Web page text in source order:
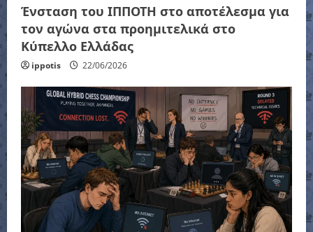
Ένσταση του ΙΠΠΟΤΗ στο αποτέλεσμα για
τον αγώνα στα προημιτελικά στο
Κύπελλο Ελλάδας
ippotis 22/06/2026